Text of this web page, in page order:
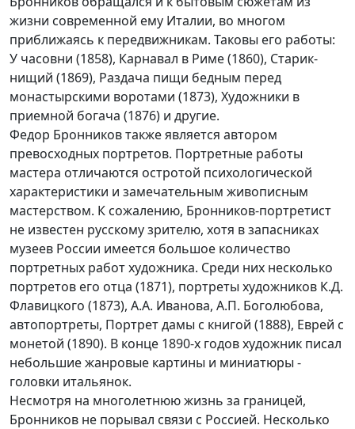
жизни современной ему Италии, во многом
приближаясь к передвижникам. Таковы его работы:
У часовни (1858), Карнавал в Риме (1860), Старик-
нищий (1869), Раздача пищи бедным перед
монастырскими воротами (1873), Художники в
приемной богача (1876) и другие.
Федор Бронников также является автором
превосходных портретов. Портретные работы
мастера отличаются остротой психологической
характеристики и замечательным живописным
мастерством. К сожалению, Бронников-портретист
не известен русскому зрителю, хотя в запасниках
музеев России имеется большое количество
портретных работ художника. Среди них несколько
портретов его отца (1871), портреты художников К.Д.
Флавицкого (1873), А.А. Иванова, А.П. Боголюбова,
автопортреты, Портрет дамы с книгой (1888), Еврей с
монетой (1890). В конце 1890-х годов художник писал
небольшие жанровые картины и миниатюры -
головки итальянок.
Несмотря на многолетнюю жизнь за границей,
Бронников не порывал связи с Россией. Несколько